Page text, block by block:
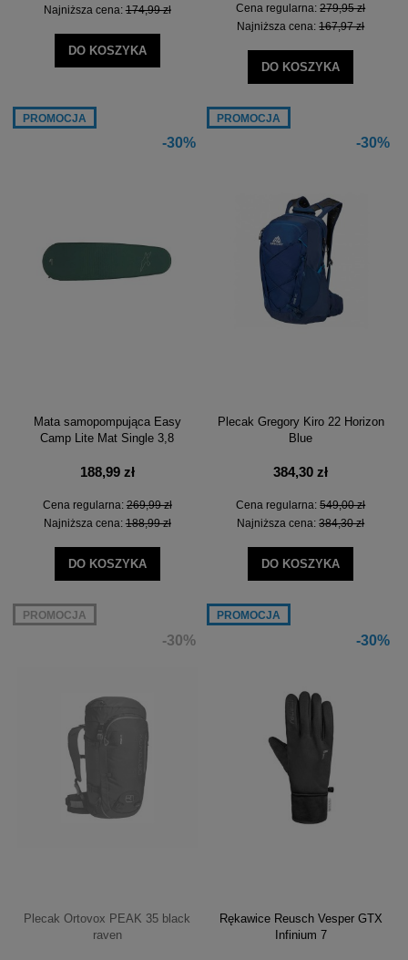
Najniższa cena:174,99 zł
DO KOSZYKA
Cena regularna:279,95 zł
Najniższa cena:167,97 zł
DO KOSZYKA
-30%
Mata samopompująca Easy
Camp Lite Mat Single 3,8
188,99 zł
Cena regularna:269,99 zł
Najniższa cena:188,99 zł
DO KOSZYKA
PROMOCJA
-30%
Plecak Gregory Kiro 22 Horizon
Blue
384,30 zł
Cena regularna:549,00 zł
Najniższa cena:384,30 zł
DO KOSZYKA
PROMOCJA
-30%
Plecak Ortovox PEAK 35 black
raven
PROMOCJA
-30%
Rękawice Reusch Vesper GTX
Infinium 7
PROMOCJA